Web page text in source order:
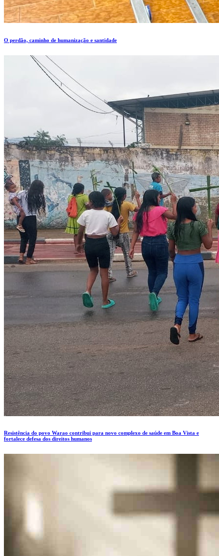
O perdão, caminho de humanização e santidade
Resistência do povo Warao contribui para novo complexo de saúde em Boa Vista e
fortalece defesa dos direitos humanos